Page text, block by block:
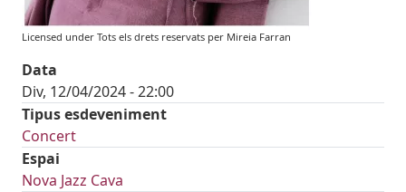
Licensed under Tots els drets reservats per Mireia Farran
Data
Div, 12/04/2024 - 22:00
Tipus esdeveniment
Concert
Espai
Nova Jazz Cava